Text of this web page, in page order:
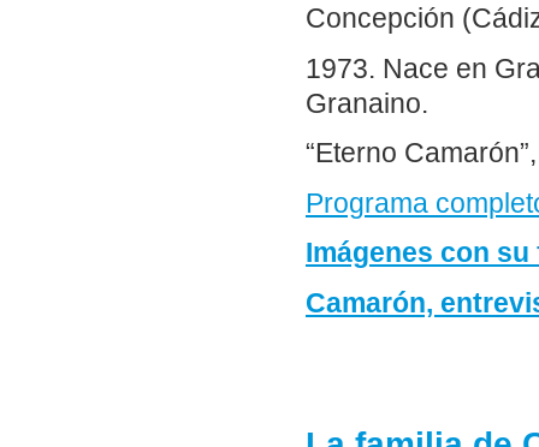
Concepción
1973. Nace en
Granaino.
“Eterno
Programa
Imágenes con
Camarón,